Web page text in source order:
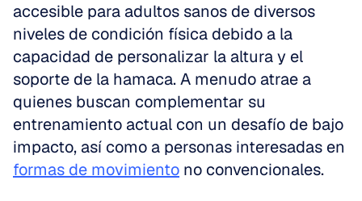
accesible para adultos sanos de diversos
niveles de condición física debido a la
capacidad de personalizar la altura y el
soporte de la hamaca. A menudo atrae a
quienes buscan complementar su
entrenamiento actual con un desafío de bajo
formas de movimiento no convencionales.